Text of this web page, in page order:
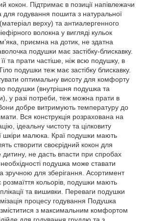
кокон. Підтримає в позиції напівлежачи
для годування пошита з натуральної
верху) та антиалергенного
волокна у вигляді кульок
приємна на дотик, не здатна
подушки має застібку-блискавку.
та прати частіше, ніж всю подушку, в
подушки теж має застібку блискавку.
оптимальну висоту для комфорту
подушки (внутрішня подушка та
у разі потреби, теж можна прати в
добре витримують температуру до
Вся конструкція розрахована на
ідеальну чистоту та цілковиту
шкіри малюка. Краї подушки мають
створити своєрідний кокон для
не дасть впасти при спробах
подушка може ставати
зручною для зберігання. Асортимент
кольорів, подушки мають
та вишивки. Переваги подушки
процесу годування Подушка
з максимальним комфортом